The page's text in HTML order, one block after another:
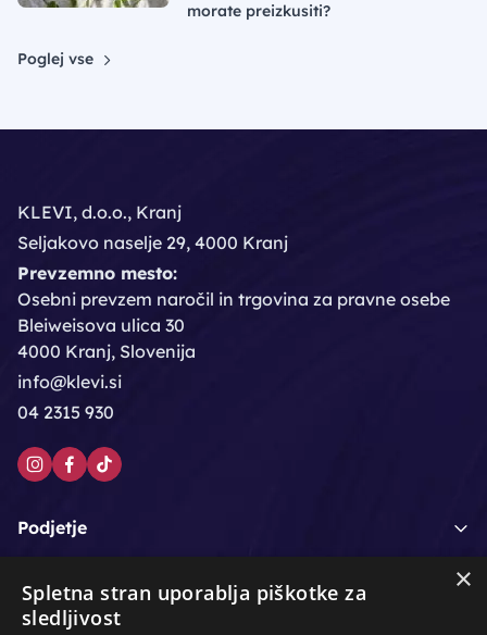
morate preizkusiti?
Poglej vse
KLEVI, d.o.o., Kranj
Seljakovo naselje 29, 4000 Kranj
Prevzemno mesto:
Osebni prevzem naročil in trgovina za pravne osebe
Bleiweisova ulica 30
4000 Kranj, Slovenija
info@klevi.si
04 2315 930
Podjetje
Moj račun ×
Spletna stran uporablja piškotke za
sledljivost